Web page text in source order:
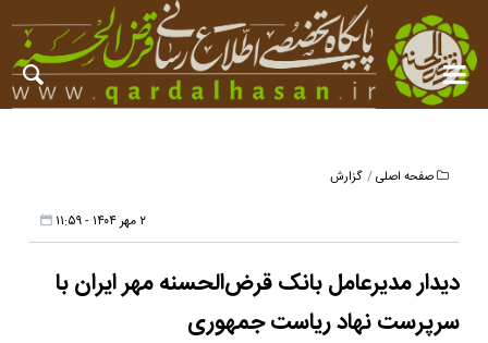
صفحه اصلی گزارش
۲ مهر ۱۴۰۴ - ۱۱:۵۹
دیدار مدیرعامل بانک قرض‌الحسنه مهر ایران با
سرپرست نهاد ریاست جمهوری